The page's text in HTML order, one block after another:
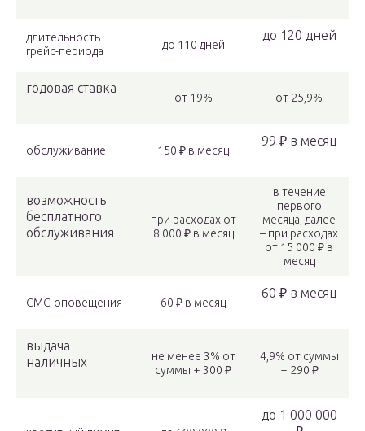
длительность
грейс-периода
до 110 дней
до 120 дней
годовая ставка
от 19% от 25,9%
обслуживание 150 ₽ в месяц
99 ₽ в месяц
возможность
бесплатного
обслуживания
при расходах от
8 000 ₽ в месяц
в течение
первого
месяца; далее
– при расходах
от 15 000 ₽ в
месяц
СМС-оповещения 60 ₽ в месяц
60 ₽ в месяц
выдача
наличных
не менее 3% от
суммы + 300 ₽
4,9% от суммы
+ 290 ₽
до 1 000 000